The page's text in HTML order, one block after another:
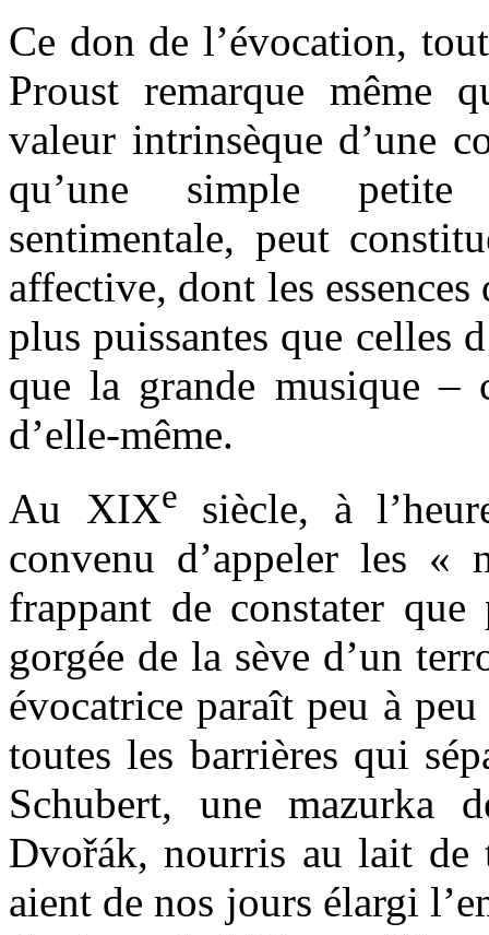
Ce don de l’évocation,
Proust remarque même
valeur intrinsèque d’une
qu’une simple petite
sentimentale, peut
affective, dont les
plus puissantes que celles
que la grande musique –
d’elle-même.
Au XIXe
siècle, à
convenu d’appeler les «
frappant de constater
gorgée de la sève d’un
évocatrice paraît peu à
toutes les barrières qui
Schubert, une mazurka
Dvořák, nourris au lait de
aient de nos jours élargi